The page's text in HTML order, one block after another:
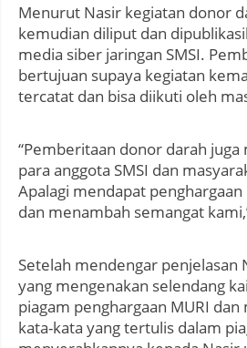
Menurut Nasir kegiatan donor
kemudian diliput dan
media siber jaringan SMSI.
bertujuan supaya kegiatan
tercatat dan bisa diikuti oleh
“Pemberitaan donor darah
para anggota SMSI dan
Apalagi mendapat penghargaan
dan menambah semangat
Setelah mendengar penjelasan
yang mengenakan selendang
piagam penghargaan MURI
kata-kata yang tertulis dalam